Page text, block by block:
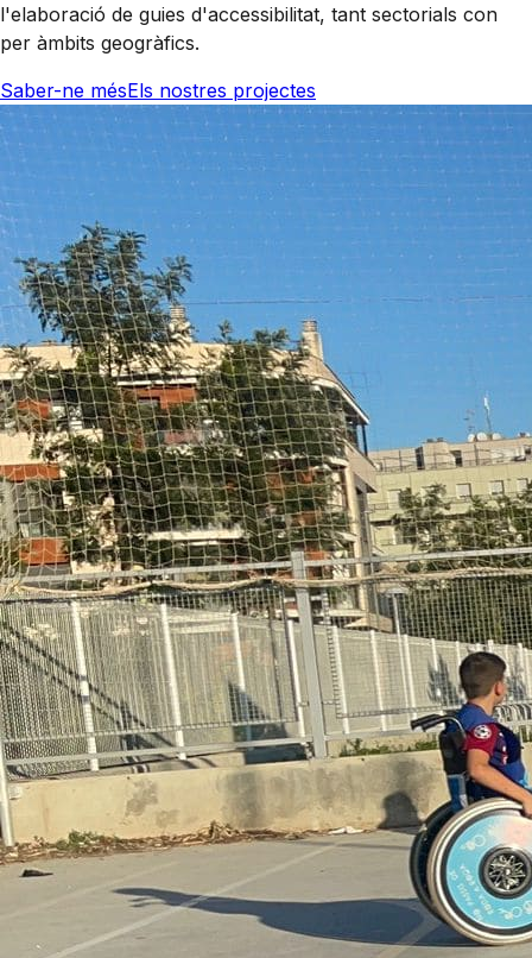
l'elaboració de guies d'accessibilitat, tant sectorials con
per àmbits geogràfics.
Saber-ne mésEls nostres projectes